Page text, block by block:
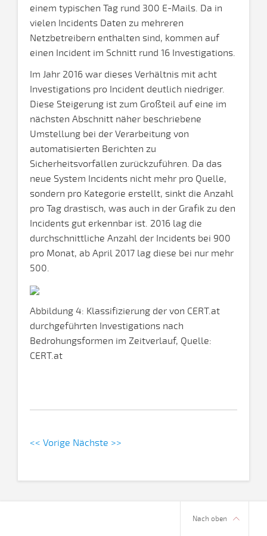
einem typischen Tag rund 300 E-Mails. Da in
vielen Incidents Daten zu mehreren
Netzbetreibern enthalten sind, kommen auf
einen Incident im Schnitt rund 16 Investigations.
Im Jahr 2016 war dieses Verhältnis mit acht
Investigations pro Incident deutlich niedriger.
Diese Steigerung ist zum Großteil auf eine im
nächsten Abschnitt näher beschriebene
Umstellung bei der Verarbeitung von
automatisierten Berichten zu
Sicherheitsvorfällen zurückzuführen. Da das
neue System Incidents nicht mehr pro Quelle,
sondern pro Kategorie erstellt, sinkt die Anzahl
pro Tag drastisch, was auch in der Grafik zu den
Incidents gut erkennbar ist. 2016 lag die
durchschnittliche Anzahl der Incidents bei 900
pro Monat, ab April 2017 lag diese bei nur mehr
500.
Abbildung 4: Klassifizierung der von CERT.at
durchgeführten Investigations nach
Bedrohungsformen im Zeitverlauf, Quelle:
CERT.at
<< Vorige Nächste >>
Nach oben